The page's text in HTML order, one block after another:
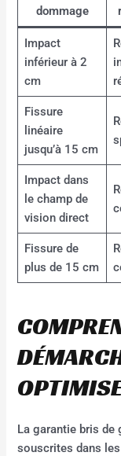
dommage
Impact
inférieur à 2
cm
Fissure
linéaire
jusqu’à 15 cm
Impact dans
le champ de
vision direct
Fissure de
plus de 15 cm
La garantie bris
souscrites dans